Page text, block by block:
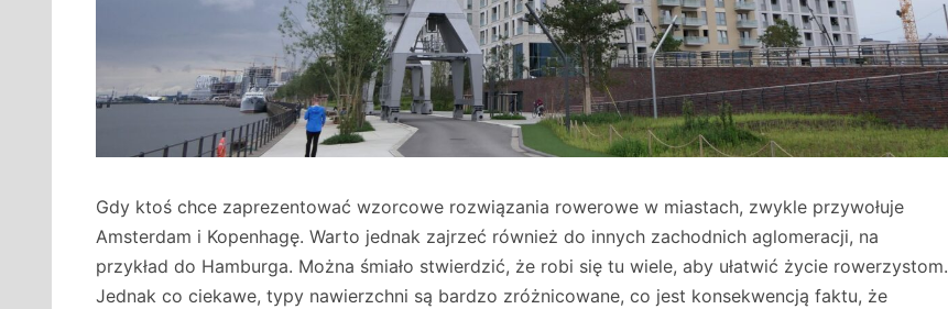
Gdy ktoś chce zaprezentować wzorcowe rozwiązania rowerowe w miastach, zwykle przywołuje
Amsterdam i Kopenhagę. Warto jednak zajrzeć również do innych zachodnich aglomeracji, na
przykład do Hamburga. Można śmiało stwierdzić, że robi się tu wiele, aby ułatwić życie rowerzystom.
Jednak co ciekawe, typy nawierzchni są bardzo zróżnicowane, co jest konsekwencją faktu, że